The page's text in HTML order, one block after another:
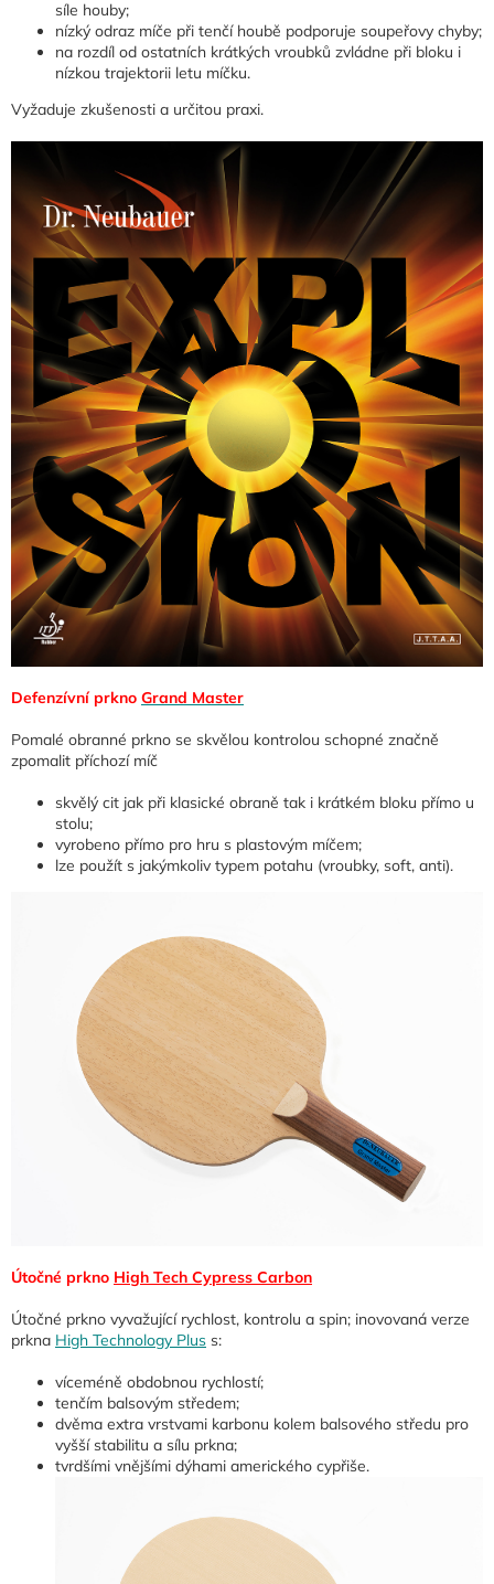
síle houby;
nízký odraz míče při tenčí houbě podporuje soupeřovy chyby;
na rozdíl od ostatních krátkých vroubků zvládne při bloku i
nízkou trajektorii letu míčku.
Vyžaduje zkušenosti a určitou praxi.
Defenzívní prkno Grand Master
Pomalé obranné prkno se skvělou kontrolou schopné značně
zpomalit příchozí míč
skvělý cit jak při klasické obraně tak i krátkém bloku přímo u
stolu;
vyrobeno přímo pro hru s plastovým míčem;
lze použít s jakýmkoliv typem potahu (vroubky, soft, anti).
Útočné prkno High Tech Cypress Carbon
Útočné prkno vyvažující rychlost, kontrolu a spin; inovovaná verze
prkna High Technology Plus s:
víceméně obdobnou rychlostí;
tenčím balsovým středem;
dvěma extra vrstvami karbonu kolem balsového středu pro
vyšší stabilitu a sílu prkna;
tvrdšími vnějšími dýhami amerického cypřiše.